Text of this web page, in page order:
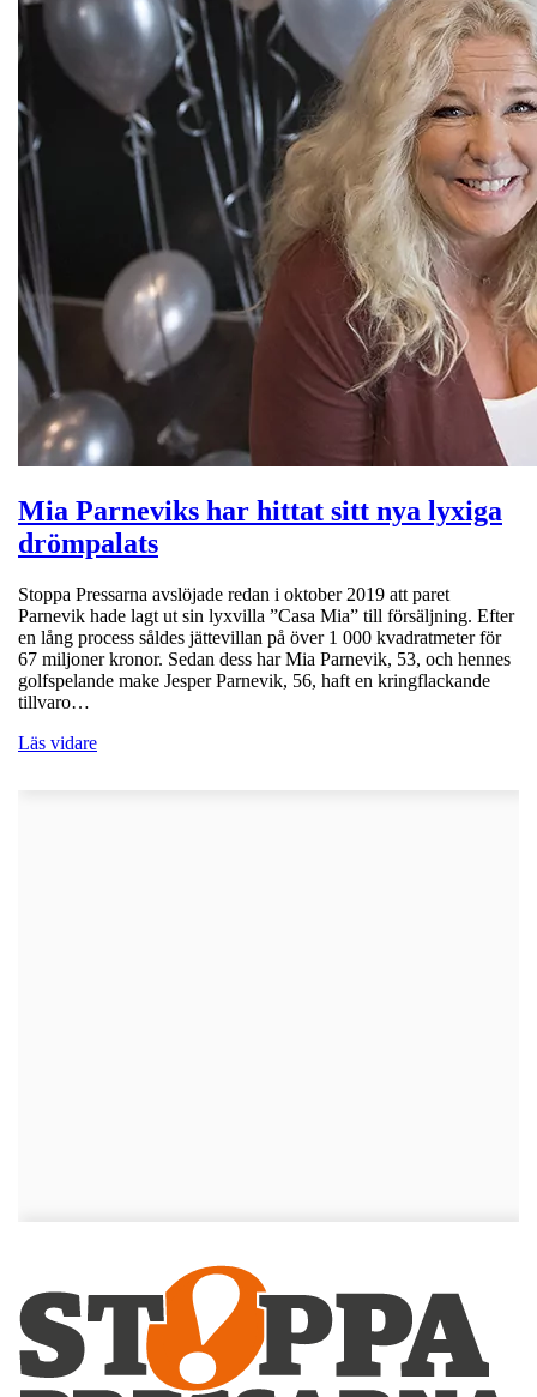
Mia Parneviks har hittat sitt nya lyxiga
drömpalats
Stoppa Pressarna avslöjade redan i oktober 2019 att paret
Parnevik hade lagt ut sin lyxvilla ”Casa Mia” till försäljning. Efter
en lång process såldes jättevillan på över 1 000 kvadratmeter för
67 miljoner kronor. Sedan dess har Mia Parnevik, 53, och hennes
golfspelande make Jesper Parnevik, 56, haft en kringflackande
tillvaro…
Läs vidare